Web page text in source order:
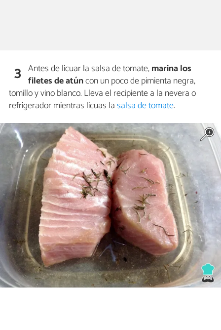
3 Antes de licuar la salsa de tomate,marina los
filetes de atúncon un poco de pimienta negra,
tomillo y vino blanco. Lleva el recipiente a la nevera o
refrigerador mientras licuas lasalsa de tomate.